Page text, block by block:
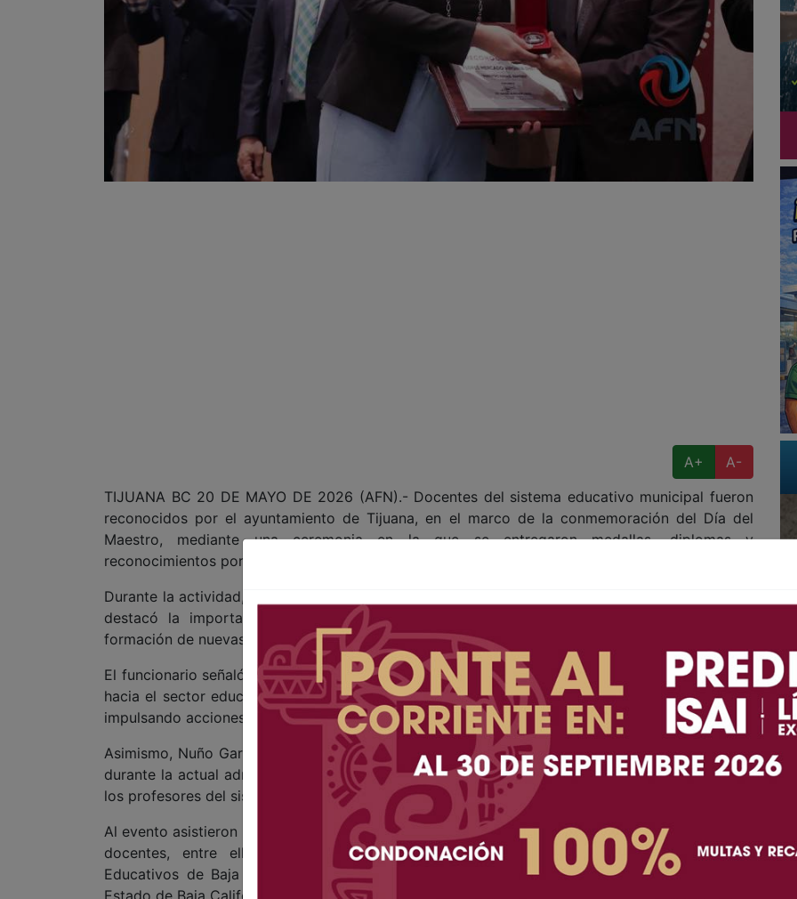
A+
A-
TIJUANA BC 20 DE MAYO DE 2026 (AFN).- Docentes del sistema educativo municipal fueron
reconocidos por el ayuntamiento de Tijuana, en el marco de la conmemoración del Día del
Maestro, mediante una ceremonia en la que se entregaron medallas, diplomas y
reconocimientos por trayectoria y años de servicio.
Durante la actividad, el secretario de Educación Pública Municipal, Miguel Alfredo Nuño García,
destacó la importancia de reconocer la labor del magisterio por su contribución en la
formación de nuevas generaciones y el desarrollo de la comunidad.
El funcionario señaló que el alcalde de Tijuana, Ismael Burgueño Ruiz, ha mantenido el respaldo
hacia el sector educativo y reiteró el compromiso de la administración municipal de continuar
impulsando acciones en favor de los docentes.
Asimismo, Nuño García recordó los avances y gestiones realizadas en beneficio del magisterio
durante la actual administración municipal, al tiempo que reconoció el trabajo y dedicación de
los profesores del sistema educativo local.
Al evento asistieron representantes sindicales, autoridades municipales, inspectores escolares y
docentes, entre ellos integrantes del Sindicato Independiente Estatal de Trabajadores
Educativos de Baja California (SIETE) y del Sindicato de Trabajadores de la Educación del